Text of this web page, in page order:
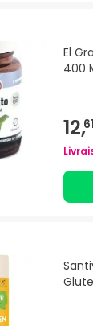
El
400
12,